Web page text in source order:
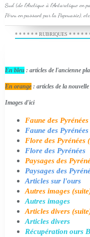
Sud (de l'Arctique à l'Antarctique en
Pérou en passant par la Papouasie), etc.
* * * * * * RUBRIQUES * * * * *
En bleu : articles de l'ancienne
En orange : articles de la
Images d'ici
Faune des
Faune des Pyrénées
Flore des Pyrénées
Flore des Pyrénées
Paysages des
Paysages des
Articles sur l'ours
Autres images
Autres images
Articles divers
Articles divers
Récupération ours